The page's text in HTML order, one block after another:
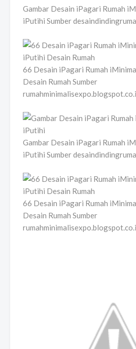
Gambar Desain iPagari Rumah
iPutihi Sumber
66 Desain iPagari Rumah
Desain Rumah Sumber
Gambar Desain iPagari Rumah
iPutihi Sumber
66 Desain iPagari Rumah
Desain Rumah Sumber